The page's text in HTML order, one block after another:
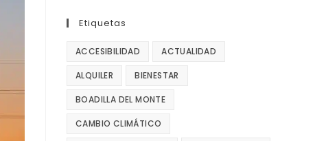
Etiquetas
ACCESIBILIDAD ACTUALIDAD
ALQUILER BIENESTAR
BOADILLA DEL MONTE
CAMBIO CLIMÁTICO